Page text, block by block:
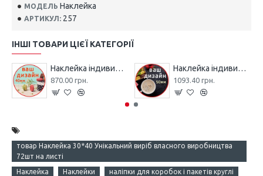
МОДЕЛЬ Наклейка
АРТИКУЛ: 257
ІНШІ ТОВАРИ ЦІЄЇ КАТЕГОРІЇ
Наклейка індивидуального дизайну 40мм - 560шт комплект
870.00 грн.
Наклейка індивидуального дизайну 50мм - 528шт комплект
1093.40 грн.
товар Наклейка 30*40 Унікальний виріб власного виробництва
72шт на листі
Наклейка
Наклейки
наліпки для коробок і пакетів круглі